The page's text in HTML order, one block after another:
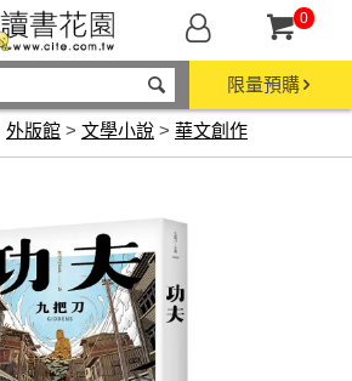
0
限量預購
外版館 > 文學小說 > 華文創作